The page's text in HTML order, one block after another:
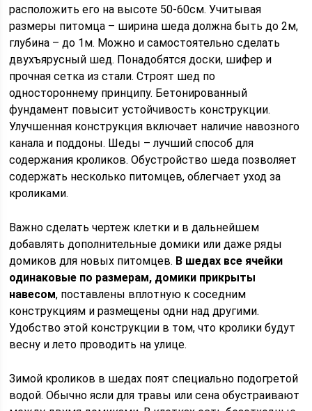
расположить его на высоте 50-60см. Учитывая
размеры питомца – ширина шеда должна быть до 2м,
глубина – до 1м. Можно и самостоятельно сделать
двухъярусный шед. Понадобятся доски, шифер и
прочная сетка из стали. Строят шед по
одностороннему принципу. Бетонированный
фундамент повысит устойчивость конструкции.
Улучшенная конструкция включает наличие навозного
канала и поддоны. Шеды – лучший способ для
содержания кроликов. Обустройство шеда позволяет
содержать несколько питомцев, облегчает уход за
кроликами.
Важно сделать чертеж клетки и в дальнейшем
добавлять дополнительные домики или даже ряды
домиков для новых питомцев. В шедах все ячейки
одинаковые по размерам, домики прикрыты
навесом, поставлены вплотную к соседним
конструкциям и размещены одни над другими.
Удобство этой конструкции в том, что кролики будут
весну и лето проводить на улице.
Зимой кроликов в шедах поят специально подогретой
водой. Обычно ясли для травы или сена обустраивают